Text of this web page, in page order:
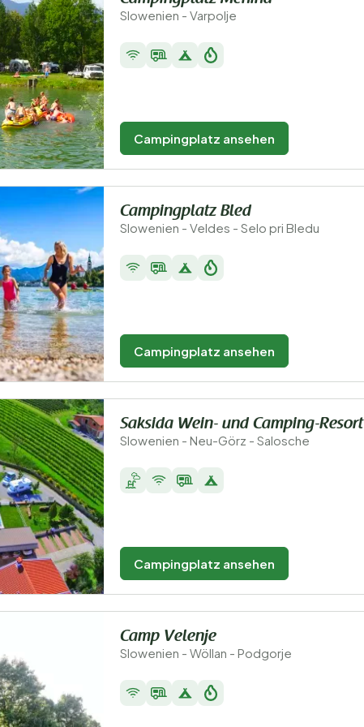
Slowenien - Varpolje
Campingplatz ansehen
Campingplatz Bled
Slowenien - Veldes - Selo pri Bledu
Campingplatz ansehen
Saksida Wein- und Camping-Resort
Slowenien - Neu-Görz - Salosche
Campingplatz ansehen
Camp Velenje
Slowenien - Wöllan - Podgorje